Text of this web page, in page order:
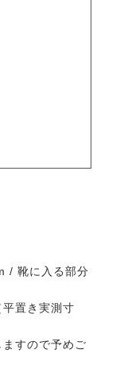
/ 靴に入る部分
置き実測寸
すので予めご